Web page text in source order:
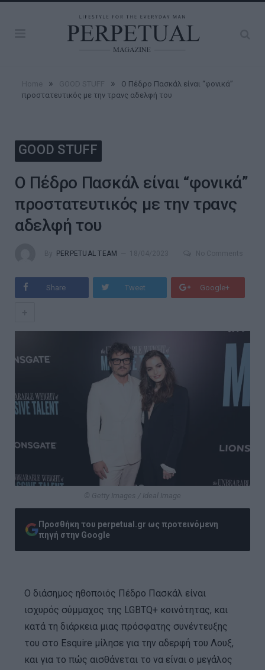
» »
Ο Πέδρο Πασκάλ είναι “φονικά”
προστατευτικός με την τρανς αδελφή του
GOOD STUFF
Ο Πέδρο Πασκάλ είναι “φονικά”
προστατευτικός με την τρανς
αδελφή του
PERPETUAL TEAM
Share Tweet Google+
© Getty Images / Ideal Image
Προσθήκη του perpetual.gr ως προτεινόμενη
πηγή στην Google
Ο διάσημος ηθοποιός Πέδρο Πασκάλ είναι
ισχυρός σύμμαχος της LGBTQ+ κοινότητας, και
κατά τη διάρκεια μιας πρόσφατης συνέντευξης
του στο Esquire μίλησε για την αδερφή του Λουξ,
και για το πώς αισθάνεται το να είναι ο μεγάλος